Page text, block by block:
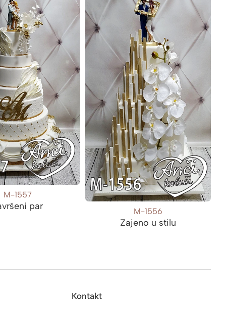
M-1557
par M-1556
Zajeno u stilu
Kontakt